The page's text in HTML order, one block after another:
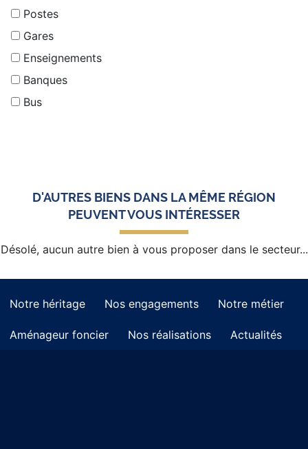
Postes
Gares
Enseignements
Banques
Bus
D'AUTRES BIENS DANS LA MÊME RÉGION
PEUVENT VOUS INTÉRESSER
Désolé, aucun autre bien à vous proposer dans le secteur...
Notre héritage Nos engagements Notre métier
Aménageur foncier Nos réalisations Actualités